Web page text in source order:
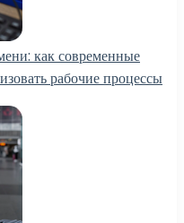
как современные
рабочие процессы